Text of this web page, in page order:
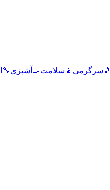
🎵 سرگرمی 🧘 سلامت🍳 آشپزی🔧